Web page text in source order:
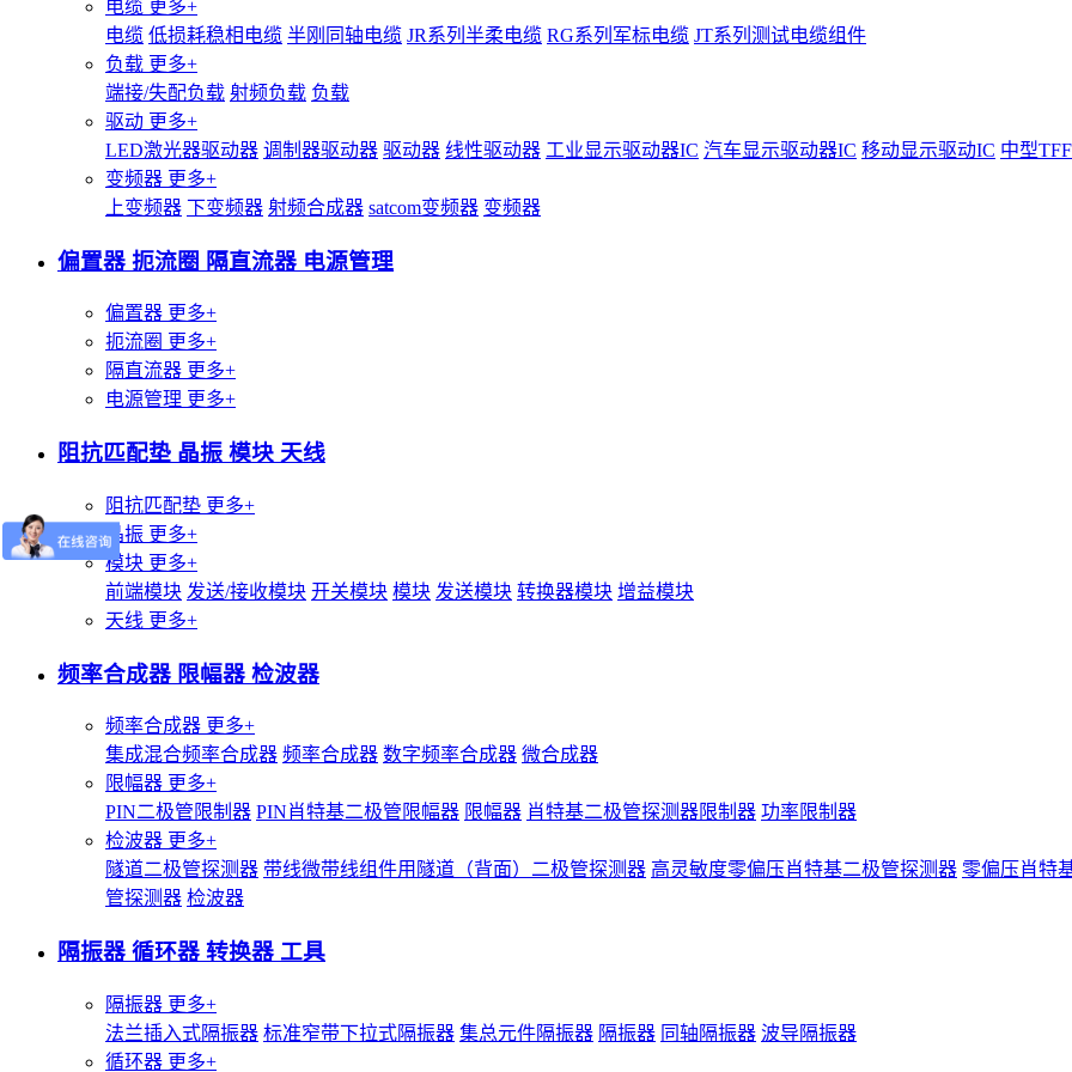
电缆 更多+
电缆 低损耗稳相电缆 半刚同轴电缆 JR系列半柔电缆 RG系列军标电缆 JT系列测试电缆组件
负载 更多+
端接/失配负载 射频负载 负载
驱动 更多+
LED激光器驱动器 调制器驱动器 驱动器 线性驱动器 工业显示驱动器IC 汽车显示驱动器IC 移动显示驱动IC 中型
变频器 更多+
上变频器 下变频器 射频合成器 satcom变频器 变频器
偏置器 扼流圈 隔直流器 电源管理
偏置器 更多+
扼流圈 更多+
隔直流器 更多+
电源管理 更多+
阻抗匹配垫 晶振 模块 天线
阻抗匹配垫 更多+
晶振 更多+
模块 更多+
前端模块 发送/接收模块 开关模块 模块 发送模块 转换器模块 增益模块
天线 更多+
频率合成器 限幅器 检波器
频率合成器 更多+
集成混合频率合成器 频率合成器 数字频率合成器 微合成器
限幅器 更多+
PIN二极管限制器 PIN肖特基二极管限幅器 限幅器 肖特基二极管探测器限制器 功率限制器
检波器 更多+
隧道二极管探测器 带线微带线组件用隧道（背面）二极管探测器 高灵敏度零偏压肖特基二极管探测器 零偏压肖特
管探测器 检波器
隔振器 循环器 转换器 工具
隔振器 更多+
法兰插入式隔振器 标准窄带下拉式隔振器 集总元件隔振器 隔振器 同轴隔振器 波导隔振器
循环器 更多+